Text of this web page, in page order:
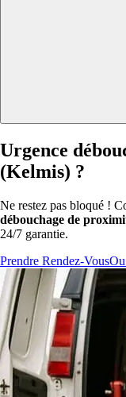
Urgence
(Kelmis) ?
Ne restez pas bloqué !
débouchage de
24/7 garantie.
Prendre Rendez-Vous